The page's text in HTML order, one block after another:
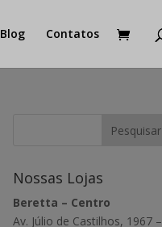
Blog Contatos
Nossas Lojas
Beretta – Centro
Av. Júlio de Castilhos, 1967 –